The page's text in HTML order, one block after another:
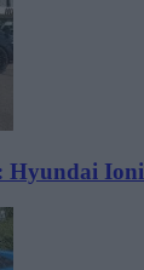
Hyundai